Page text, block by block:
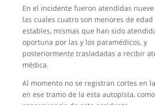
En el incidente fueron atendidas
las cuales cuatro son menores de
estables, mismas que han sido
oportuna por las y los paramédicos, y
posteriormente trasladadas a recibir
médica.
Al momento no se registran cortes en
en ese tramo de la esta autopista, como